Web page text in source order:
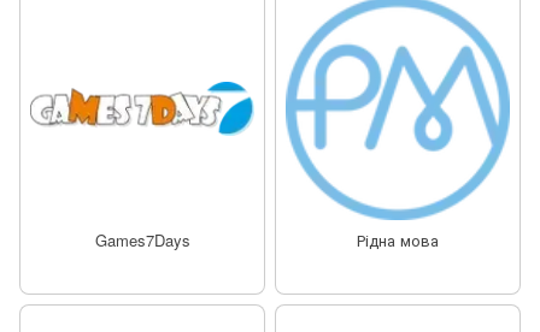
Games7Days Рідна мова